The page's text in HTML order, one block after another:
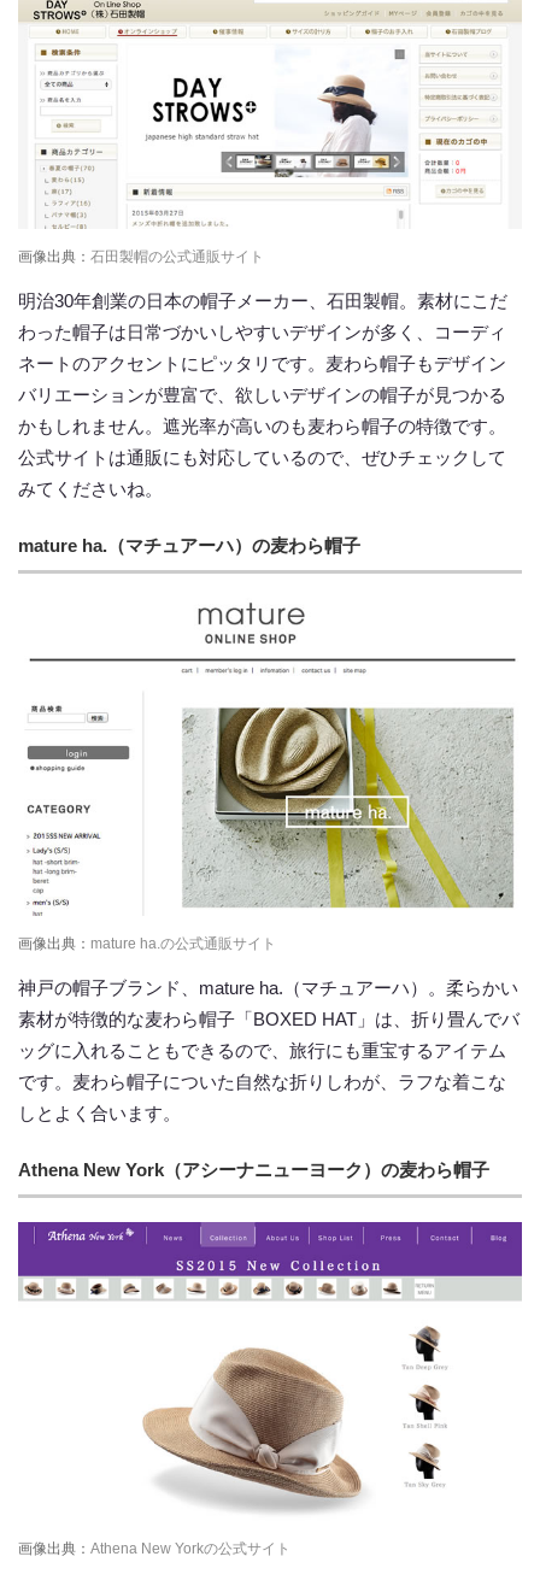
画像出典： 石田製帽の公式通販サイト
明治30年創業の日本の帽子メーカー、石田製帽。素材にこだ
わった帽子は日常づかいしやすいデザインが多く、コーディ
ネートのアクセントにピッタリです。麦わら帽子もデザイン
バリエーションが豊富で、欲しいデザインの帽子が見つかる
かもしれません。遮光率が高いのも麦わら帽子の特徴です。
公式サイトは通販にも対応しているので、ぜひチェックして
みてくださいね。
mature ha.（マチュアーハ）の麦わら帽子
画像出典： mature ha.の公式通販サイト
神戸の帽子ブランド、mature ha.（マチュアーハ）。柔らかい
素材が特徴的な麦わら帽子「BOXED HAT」は、折り畳んでバ
ッグに入れることもできるので、旅行にも重宝するアイテム
です。麦わら帽子についた自然な折りしわが、ラフな着こな
しとよく合います。
Athena New York（アシーナニューヨーク）の麦わら帽子
画像出典： Athena New Yorkの公式サイト